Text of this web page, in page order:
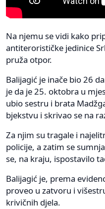
Na njemu se vidi kako
antiterorističke jedinice
pruža otpor.
Balijagić je inače bio 26
je da je 25. oktobra u
ubio sestru i brata
bjekstvu i skrivao se na
Za njim su tragale i
policije, a zatim se
se, na kraju, ispostavilo
Balijagić je, prema
proveo u zatvoru i
krivičnih djela.